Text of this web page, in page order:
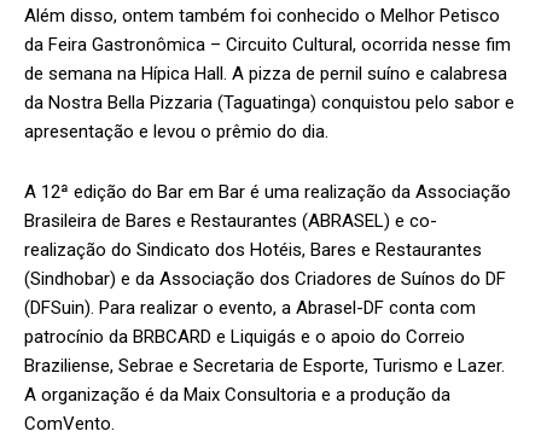
Além disso, ontem também foi conhecido o Melhor Petisco
da Feira Gastronômica – Circuito Cultural, ocorrida nesse fim
de semana na Hípica Hall. A pizza de pernil suíno e calabresa
da Nostra Bella Pizzaria (Taguatinga) conquistou pelo sabor e
apresentação e levou o prêmio do dia.
A 12ª edição do Bar em Bar é uma realização da Associação
Brasileira de Bares e Restaurantes (ABRASEL) e co-
realização do Sindicato dos Hotéis, Bares e Restaurantes
(Sindhobar) e da Associação dos Criadores de Suínos do DF
(DFSuin). Para realizar o evento, a Abrasel-DF conta com
patrocínio da BRBCARD e Liquigás e o apoio do Correio
Braziliense, Sebrae e Secretaria de Esporte, Turismo e Lazer.
A organização é da Maix Consultoria e a produção da
ComVento.